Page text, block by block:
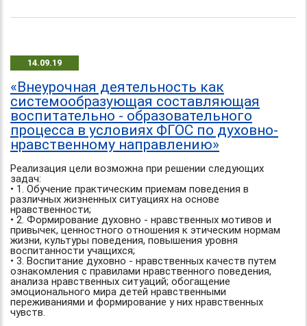
14.09.19
«Внеурочная деятельность как
системообразующая составляющая
воспитательно - образовательного
процесса в условиях ФГОС по духовно-
нравственному направлению»
Реализация цели возможна при решении следующих
задач:
• 1. Обучение практическим приемам поведения в
различных жизненных ситуациях на основе
нравственности;
• 2. Формирование духовно - нравственных мотивов и
привычек, ценностного отношения к этическим нормам
жизни, культуры поведения, повышения уровня
воспитанности учащихся;
• 3. Воспитание духовно - нравственных качеств путем
ознакомления с правилами нравственного поведения,
анализа нравственных ситуаций; обогащение
эмоционального мира детей нравственными
переживаниями и формирование у них нравственных
чувств.